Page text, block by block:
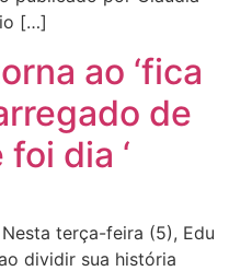
[…]
ao ‘fica
de
dia ‘
terça-feira (5), Edu
dividir sua história